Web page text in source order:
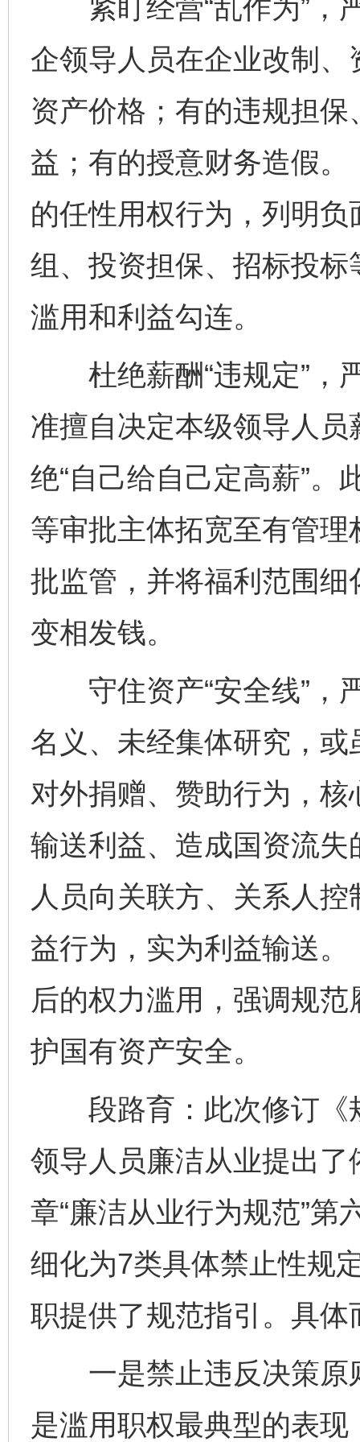
紧盯经营“乱作为”，
企领导人员在企业改制
资产价格；有的违规担
益；有的授意财务造假
的任性用权行为，列明
组、投资担保、招标投
滥用和利益勾连。
杜绝薪酬“违规定”，
准擅自决定本级领导人
绝“自己给自己定高薪”。
等审批主体拓宽至有管
批监管，并将福利范围
变相发钱。
守住资产“安全线”，
名义、未经集体研究，
对外捐赠、赞助行为，
输送利益、造成国资流
人员向关联方、关系人控
益行为，实为利益输送
后的权力滥用，强调规
护国有资产安全。
段路育：此次修订《
领导人员廉洁从业提出
章“廉洁从业行为规范”第
细化为7类具体禁止性规
职提供了规范指引。具
一是禁止违反决策原
是滥用职权最典型的表